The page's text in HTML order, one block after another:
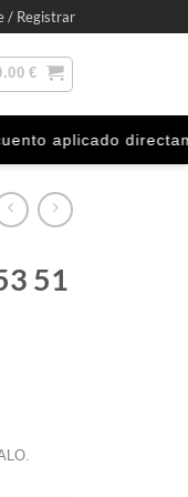
/ Registrar
€
aplicado
51